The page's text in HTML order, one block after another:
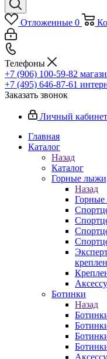
Отложенные 0
Телефоны
+7 (906) 100-59-82
+7 (495) 646-87-61
Заказать звонок
Личный кабинет
Главная
Каталог
Назад
Каталог
Горные
Назад
Горные
Ботинки
Назад